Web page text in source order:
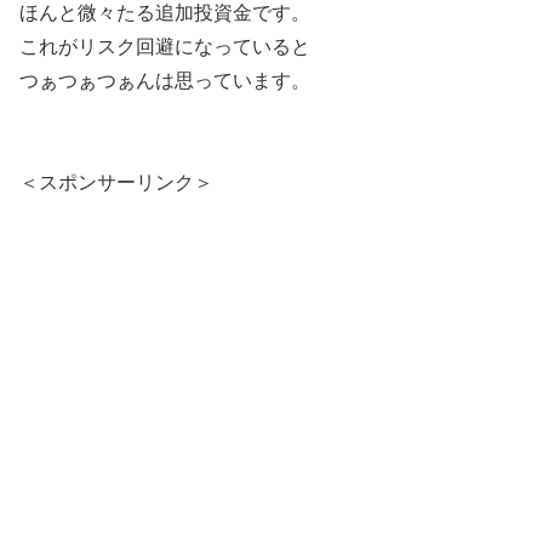
ほんと微々たる追加投資金です。
これがリスク回避になっていると
つぁつぁつぁんは思っています。
＜スポンサーリンク＞